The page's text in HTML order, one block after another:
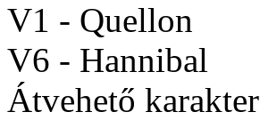
V1 - Quellon
V6 - Hannibal
Átvehető karakter